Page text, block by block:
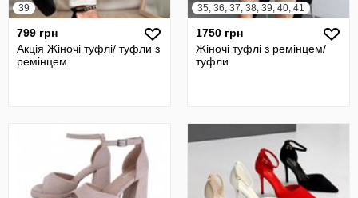
39
799 грн
Акція Жіночі туфлі/ туфли з
ремінцем
35, 36, 37, 38, 39, 40, 41
1750 грн
Жіночі туфлі з ремінцем/
туфли